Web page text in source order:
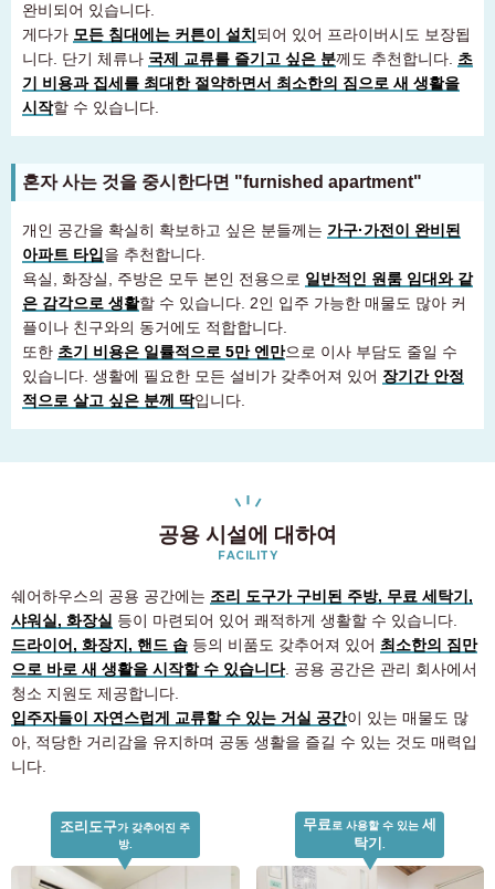
완비되어 있습니다.
게다가 모든 침대에는 커튼이 설치 되어 있어 프라이버시도 보장됩
니다. 단기 체류나 국제 교류를 즐기고 싶은 분께도 추천합니다. 초
기 비용과 집세를 최대한 절약하면서 최소한의 짐으로 새 생활을
시작할 수 있습니다.
혼자 사는 것을 중시한다면 "furnished apartment"
개인 공간을 확실히 확보하고 싶은 분들께는 가구·가전이 완비된
아파트 타입을 추천합니다.
욕실, 화장실, 주방은 모두 본인 전용으로 일반적인 원룸 임대와 같
은 감각으로 생활할 수 있습니다. 2인 입주 가능한 매물도 많아 커
플이나 친구와의 동거에도 적합합니다.
또한 초기 비용은 일률적으로 5만 엔만으로 이사 부담도 줄일 수
있습니다. 생활에 필요한 모든 설비가 갖추어져 있어 장기간 안정
적으로 살고 싶은 분께 딱입니다.
공용 시설에 대하여
FACILITY
쉐어하우스의 공용 공간에는 조리 도구가 구비된 주방, 무료 세탁기,
샤워실, 화장실 등이 마련되어 있어 쾌적하게 생활할 수 있습니다.
드라이어, 화장지, 핸드 솝 등의 비품도 갖추어져 있어 최소한의 짐만
으로 바로 새 생활을 시작할 수 있습니다. 공용 공간은 관리 회사에서
청소 지원도 제공합니다.
입주자들이 자연스럽게 교류할 수 있는 거실 공간이 있는 매물도 많
아, 적당한 거리감을 유지하며 공동 생활을 즐길 수 있는 것도 매력입
니다.
조리도구가 갖추어진 주
방.
무료로 사용할 수 있는세
탁기.
03-6712-4346